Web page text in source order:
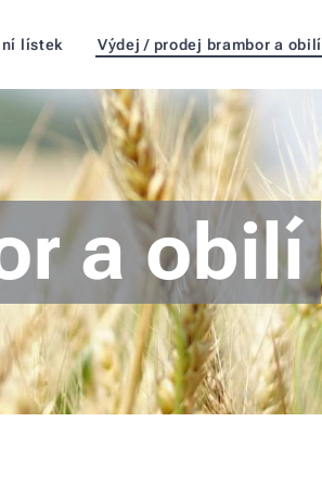
lístek Výdej / prodej brambor a obilí
a obilí